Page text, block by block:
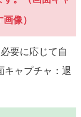
像）
要に応じて自
キャプチャ：退